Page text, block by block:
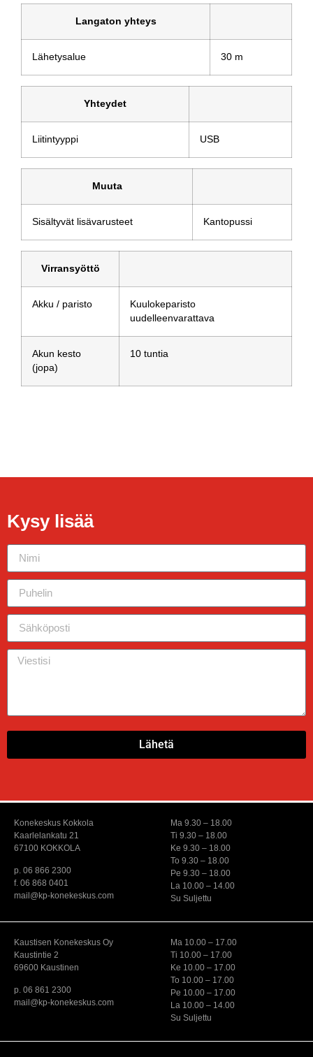
Langaton yhteys
Lähetysalue 30 m
Yhteydet
Liitintyyppi USB
Muuta
Sisältyvät lisävarusteet Kantopussi
Virransyöttö
Akku / paristo
Kuulokeparisto
uudelleenvarattava
Akun kesto
(jopa)
10 tuntia
Kysy lisää
Lähetä
Konekeskus Kokkola
Kaarlelankatu 21
67100 KOKKOLA
p. 06 866 2300
f. 06 868 0401
mail@kp-konekeskus.com
Ma 9.30 – 18.00
Ti 9.30 – 18.00
Ke 9.30 – 18.00
To 9.30 – 18.00
Pe 9.30 – 18.00
La 10.00 – 14.00
Su Suljettu
Kaustisen Konekeskus Oy
Kaustintie 2
69600 Kaustinen
p. 06 861 2300
mail@kp-konekeskus.com
Ma 10.00 – 17.00
Ti 10.00 – 17.00
Ke 10.00 – 17.00
To 10.00 – 17.00
Pe 10.00 – 17.00
La 10.00 – 14.00
Su Suljettu